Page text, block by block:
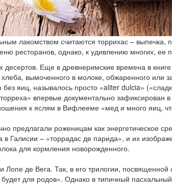
лакомством считаются торрихас – выпечка,
ресторанов, однако, к удивлению многих,
десертов. Еще в древнеримские времена в
вымоченного в молоке, обжаренного или
без яиц, называлось просто «aliter dulcia»
впервые документально зафиксирован
к яслям в Вифлееме «мед и много яиц,
предлагали роженицам как энергетическое
Галисии – «торрадас де парида», и их
для кормления новорожденного.
Лопе де Вега. Так, в его трилогии,
для родов». Однако в типичный